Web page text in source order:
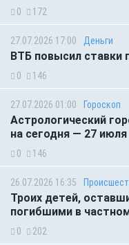
0 172
27.07.2026 17:00 Деньги
ВТБ повысил ставки
0 146
27.07.2026 01:00 Гороскоп
Астрологический
на сегодня — 27 июля
0 146
26.07.2026 16:35
Троих детей,
погибшими в
0 202